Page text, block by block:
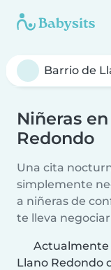
Niñeras
Redondo
Una cita
simplemente
a niñeras de
te lleva
Actualmente
Llano Redondo